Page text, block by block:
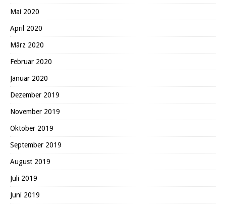
Mai 2020
April 2020
März 2020
Februar 2020
Januar 2020
Dezember 2019
November 2019
Oktober 2019
September 2019
August 2019
Juli 2019
Juni 2019